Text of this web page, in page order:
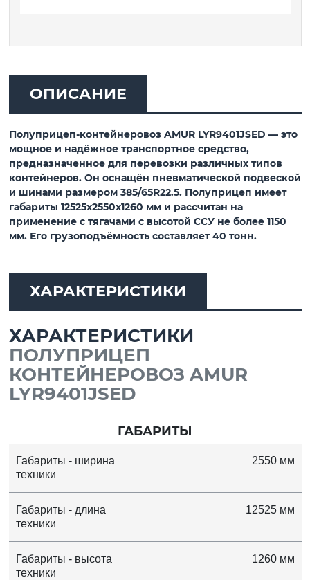
ОПИСАНИЕ
Полуприцеп-контейнеровоз AMUR LYR9401JSED — это
мощное и надёжное транспортное средство,
предназначенное для перевозки различных типов
контейнеров. Он оснащён пневматической подвеской
и шинами размером 385/65R22.5. Полуприцеп имеет
габариты 12525x2550x1260 мм и рассчитан на
применение с тягачами с высотой ССУ не более 1150
мм. Его грузоподъёмность составляет 40 тонн.
ХАРАКТЕРИСТИКИ
ХАРАКТЕРИСТИКИ
ПОЛУПРИЦЕП
КОНТЕЙНЕРОВОЗ AMUR
LYR9401JSED
ГАБАРИТЫ
Габариты - ширина
техники
2550 мм
Габариты - длина
техники
12525 мм
Габариты - высота
техники
1260 мм